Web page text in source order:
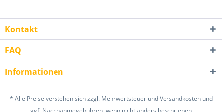
Kontakt
FAQ
Informationen
* Alle Preise verstehen sich zzgl. Mehrwertsteuer und Versandkosten und
ggf. Nachnahmegebühren, wenn nicht anders beschrieben